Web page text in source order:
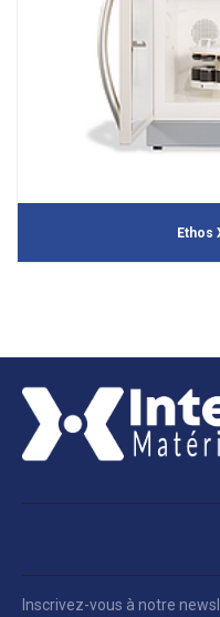
Ethos
Inscrivez-vous à notre